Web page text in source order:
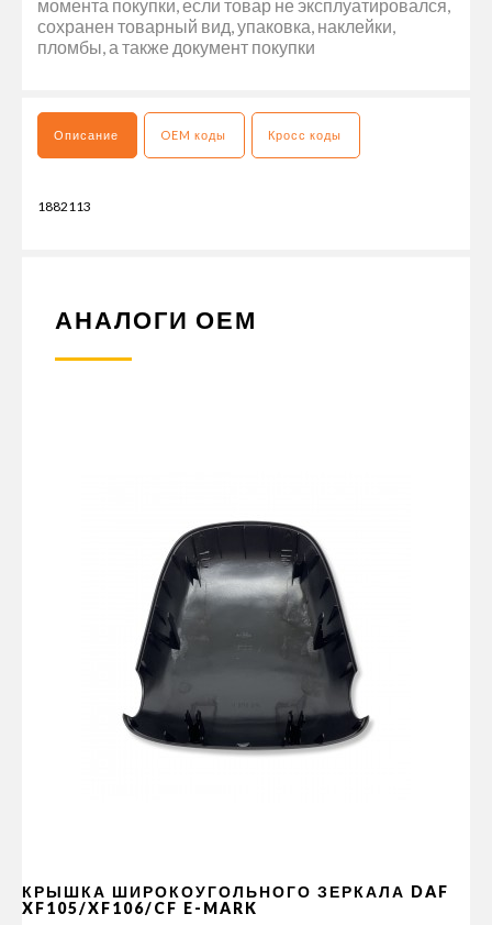
момента покупки, если товар не эксплуатировался,
сохранен товарный вид, упаковка, наклейки,
пломбы, а также документ покупки
Описание OEM коды Кросс коды
1882113
АНАЛОГИ ОЕМ
КРЫШКА ШИРОКОУГОЛЬНОГО ЗЕРКАЛА DAF
XF105/XF106/CF E-MARK